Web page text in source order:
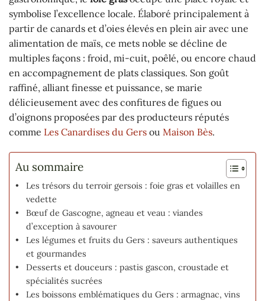
symbolise l’excellence locale. Élaboré principalement à
partir de canards et d’oies élevés en plein air avec une
alimentation de maïs, ce mets noble se décline de
multiples façons : froid, mi-cuit, poêlé, ou encore chaud
en accompagnement de plats classiques. Son goût
raffiné, alliant finesse et puissance, se marie
délicieusement avec des confitures de figues ou
d’oignons proposées par des producteurs réputés
comme Les Canardises du Gers ou Maison Bès.
Au sommaire
Les trésors du terroir gersois : foie gras et volailles en
vedette
Bœuf de Gascogne, agneau et veau : viandes
d’exception à savourer
Les légumes et fruits du Gers : saveurs authentiques
et gourmandes
Desserts et douceurs : pastis gascon, croustade et
spécialités sucrées
Les boissons emblématiques du Gers : armagnac, vins